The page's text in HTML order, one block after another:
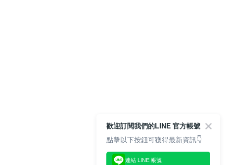
歡迎訂閱我們的LINE 官方帳號
點擊以下按鈕可獲得最新資訊👇
連結 LINE 帳號